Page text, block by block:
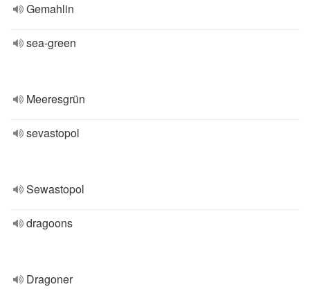
Gemahlin
sea-green
Meeresgrün
sevastopol
Sewastopol
dragoons
Dragoner